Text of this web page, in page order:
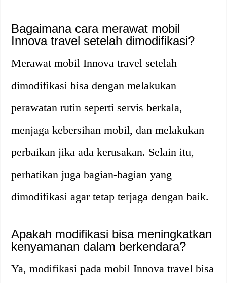
Bagaimana cara merawat mobil
Innova travel setelah dimodifikasi?
Merawat mobil Innova travel setelah
dimodifikasi bisa dengan melakukan
perawatan rutin seperti servis berkala,
menjaga kebersihan mobil, dan melakukan
perbaikan jika ada kerusakan. Selain itu,
perhatikan juga bagian-bagian yang
dimodifikasi agar tetap terjaga dengan baik.
Apakah modifikasi bisa meningkatkan
kenyamanan dalam berkendara?
Ya, modifikasi pada mobil Innova travel bisa